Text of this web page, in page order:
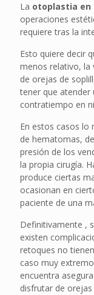
La otoplastia en
operaciones
requiere tras la
Esto quiere decir
menos relativo, la
de orejas de
tener que atender
contratiempo en
En estos casos lo
de hematomas,
presión de los
la propia cirugía.
produce ciertas
ocasionan en
paciente de una
Definitivamente ,
existen
retoques no
caso muy
encuentra
disfrutar de